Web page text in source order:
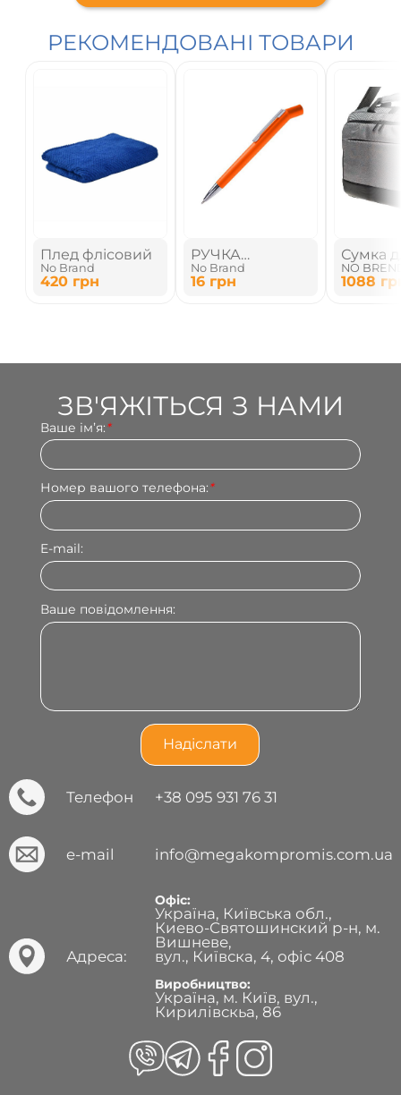
РЕКОМЕНДОВАНІ ТОВАРИ
Плед флісовий
No Brand
420 грн
РУЧКА
ПЛАСТИКОВА З
МЕТАЛЕВИМ
No Brand
16 грн
Сумка
NO
1088
ЗВ'ЯЖІТЬСЯ З НАМИ
Ваше імʼя:*
Номер вашого телефона:*
E-mail:
Ваше повідомлення:
Телефон +38 095 931 76 31
e-mail info@megakompromis.com.ua
Адреса:
Офіс:
Україна, Київська обл.,
Киево-Святошинский р-н, м.
Вишневе,
вул., Київска, 4, офіс 408
Виробництво:
Україна, м. Київ, вул.,
Кирилівскьа, 86